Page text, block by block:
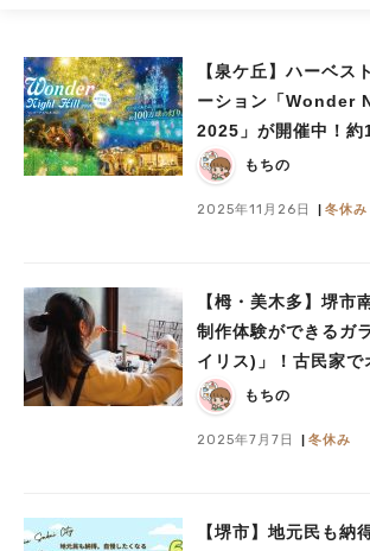
【泉ケ丘】ハーベス
ーション「Wonder
2025」が開催中！約
チックな光の中で遊ぼ
もちの
2025年11月26日 冬休み
【栂・美木多】堺市
制作体験ができるガ
イリス)」！古民家で
作ろうもちの
2025年7月7日 冬休み
【堺市】地元民も納